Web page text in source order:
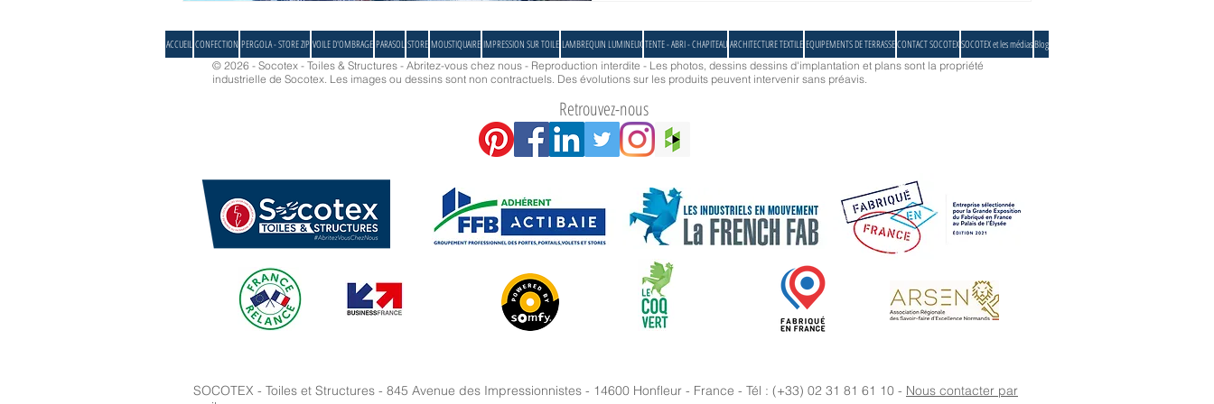
ACCUEIL CONFECTION PERGOLA - STORE ZIP VOILE D'OMBRAGE PARASOL STORE MOUSTIQUAIRE IMPRESSION SUR TOILE LAMBREQUIN LUMINEUX TENTE - ABRI - CHAPITEAU ARCHITECTURE TEXTILE EQUIPEMENTS DE TERRASSECONTACT SOCOTEXSOCOTEX et les médiasBlog
© 2026 - Socotex - Toiles & Structures - Abritez-vous chez nous - Reproduction interdite - Les photos, dessins dessins d'implantation et plans sont la propriété
industrielle de Socotex. Les images ou dessins sont non contractuels. Des évolutions sur les produits peuvent intervenir sans préavis.
Retrouvez-nous
SOCOTEX - Toiles et Structures - 845 Avenue des Impressionnistes - 14600 Honfleur - France - Tél : (+33) 02 31 81 61 10 - Nous contacter par